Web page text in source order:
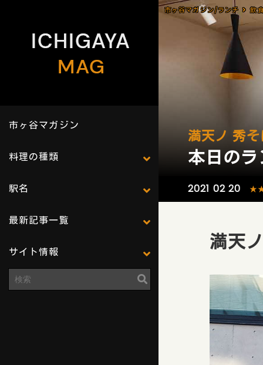
市ヶ谷マガジン
料理の種類
駅名
最新記事一覧
サイト情報
市ヶ谷マガジン/ランチ 飲
満天ノ 秀
本日の
2021 02 20
満天